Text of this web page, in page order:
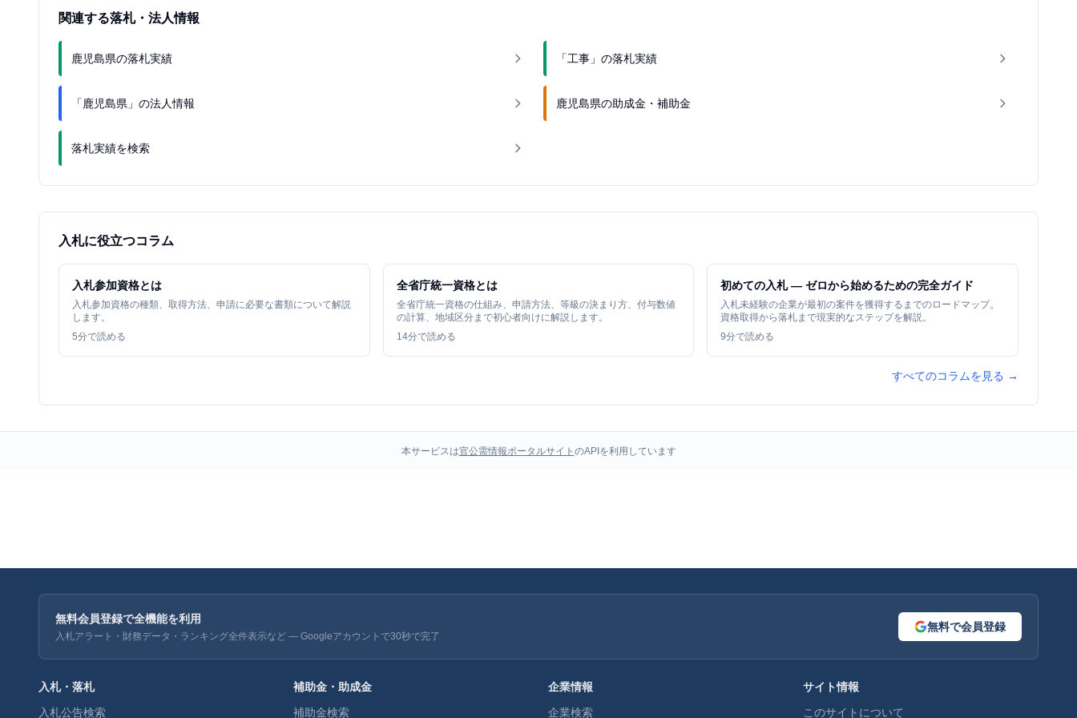
関連する落札・法人情報
鹿児島県の落札実績 「工事」の落札実績
「鹿児島県」の法人情報 鹿児島県の助成金・補助金
落札実績を検索
入札に役立つコラム
入札参加資格とは
入札参加資格の種類、取得方法、申請に必要な書類について解説
します。
5分で読める
全省庁統一資格とは
全省庁統一資格の仕組み、申請方法、等級の決まり方、付与数値
の計算、地域区分まで初心者向けに解説します。
14分で読める
初めての入札 — ゼロから始めるための完全ガイド
入札未経験の企業が最初の案件を獲得するまでのロードマップ。
資格取得から落札まで現実的なステップを解説。
9分で読める
すべてのコラムを見る →
本サービスは官公需情報ポータルサイト のAPIを利用しています
無料会員登録で全機能を利用
入札アラート・財務データ・ランキング全件表示など — Googleアカウントで30秒で完了
無料で会員登録
入札・落札
入札公告検索
補助金・助成金
補助金検索
企業情報
企業検索
サイト情報
このサイトについて